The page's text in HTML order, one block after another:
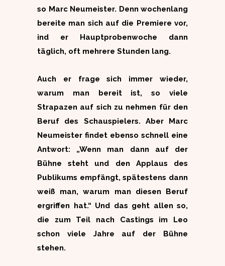
so Marc Neumeister. Denn wochenlang
bereite man sich auf die Premiere vor,
ind er Hauptprobenwoche dann
täglich, oft mehrere Stunden lang.
Auch er frage sich immer wieder,
warum man bereit ist, so viele
Strapazen auf sich zu nehmen für den
Beruf des Schauspielers. Aber Marc
Neumeister findet ebenso schnell eine
Antwort: „Wenn man dann auf der
Bühne steht und den Applaus des
Publikums empfängt, spätestens dann
weiß man, warum man diesen Beruf
ergriffen hat.“ Und das geht allen so,
die zum Teil nach Castings im Leo
schon viele Jahre auf der Bühne
stehen.